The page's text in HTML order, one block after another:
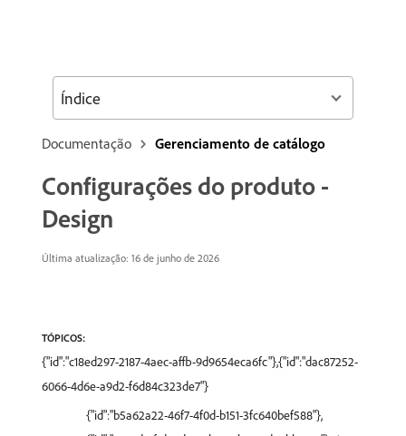
Documentação Gerenciamento de catálogo
Configurações do produto -
Design
Última atualização: 16 de junho de 2026
TÓPICOS:
{"id":"c18ed297-2187-4aec-affb-9d9654eca6fc"},{"id":"dac87252-
6066-4d6e-a9d2-f6d84c323de7"}
{"id":"b5a62a22-46f7-4f0d-b151-3fc640bef588"},
Índice